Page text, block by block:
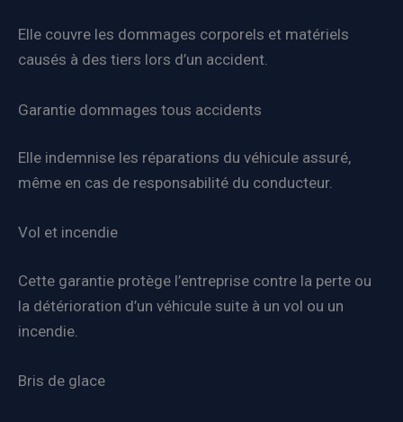
Elle couvre les dommages corporels et matériels
causés à des tiers lors d’un accident.
Garantie dommages tous accidents
Elle indemnise les réparations du véhicule assuré,
même en cas de responsabilité du conducteur.
Vol et incendie
Cette garantie protège l’entreprise contre la perte ou
la détérioration d’un véhicule suite à un vol ou un
incendie.
Bris de glace